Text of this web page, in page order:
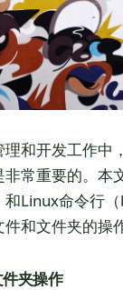
和开发工作中
非常重要的。本
Linux命令行
和文件夹的操作
夹操作